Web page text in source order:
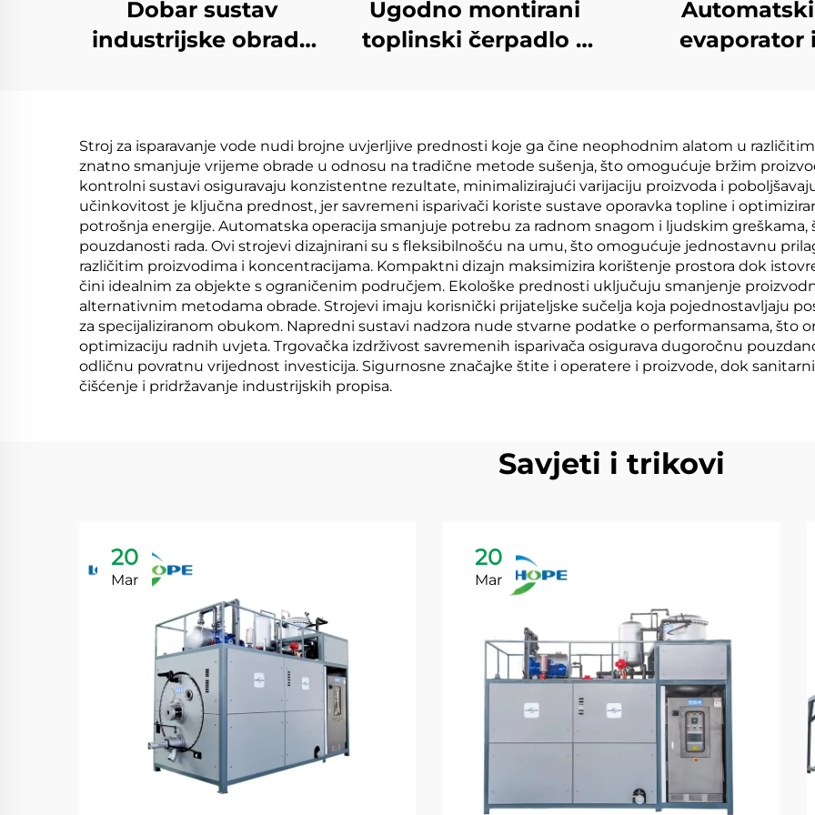
Dobar sustav
industrijske obrade
recikliranje otpadnih
voda
Ugodno montirani
toplinski čerpadlo s
Automatski
evaporator i
lejtež iz
lokacija
Stroj za isparavanje vode nudi brojne uvjerljive prednosti koje ga čine neophodnim alatom u
znatno smanjuje vrijeme obrade u odnosu na tradične metode sušenja, što omogućuje bržim
kontrolni sustavi osiguravaju konzistentne rezultate, minimalizirajući varijaciju proizvoda i
učinkovitost je ključna prednost, jer savremeni isparivači koriste sustave oporavka topline i
potrošnja energije. Automatska operacija smanjuje potrebu za radnom snagom i ljudskim
pouzdanosti rada. Ovi strojevi dizajnirani su s fleksibilnošću na umu, što omogućuje jednostavnu
različitim proizvodima i koncentracijama. Kompaktni dizajn maksimizira korištenje prostora dok
čini idealnim za objekte s ograničenim područjem. Ekološke prednosti uključuju smanjenje
alternativnim metodama obrade. Strojevi imaju korisnički prijateljske sučelja koja pojednostavljaju
za specijaliziranom obukom. Napredni sustavi nadzora nude stvarne podatke o performansama, što
optimizaciju radnih uvjeta. Trgovačka izdrživost savremenih isparivača osigurava dugoročnu
odličnu povratnu vrijednost investicija. Sigurnosne značajke štite i operatere i proizvode, dok
čišćenje i pridržavanje industrijskih propisa.
Savjeti i trikovi
20
Mar
20
Mar